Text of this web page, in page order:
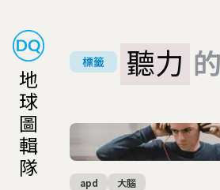
地
球
圖
輯
隊
標籤 聽力
apd 大腦